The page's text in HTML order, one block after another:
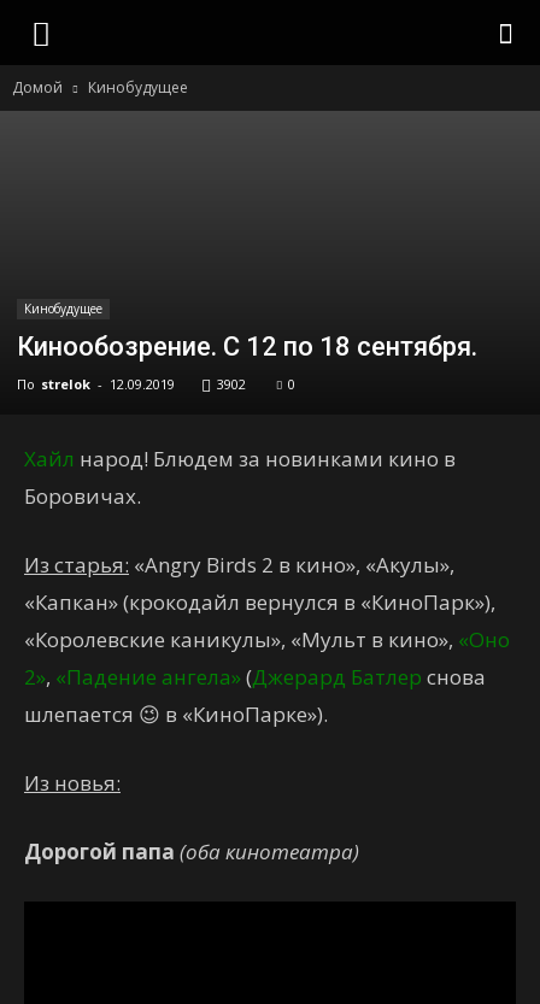
strelok
Домой Кинобудущее
Кинобудущее
Кинообозрение. С 12 по 18 сентября.
По strelok - 12.09.2019 3902 0
Хайл народ! Блюдем за новинками кино в
Боровичах.
Из старья: «Angry Birds 2 в кино», «Акулы»,
«Капкан» (крокодайл вернулся в «КиноПарк»),
«Королевские каникулы», «Мульт в кино», «Оно
2», «Падение ангела»(Джерард Батлер снова
шлепается 😉 в «КиноПарке»).
Из новья:
Дорогой папа (оба кинотеатра)